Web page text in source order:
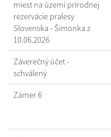
miest na území prírodnej
rezervácie pralesy
Slovenska - Šimonka z
10.06.2026
Záverečný účet -
schválený
Zámer 6